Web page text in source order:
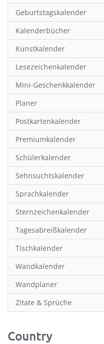
Frauen
Fußball
Gaming
Geburtstagskalender
Geschichte
Hobby & Basteln
Humor & Cartoon
Inspiration &
Inspiration & Spiritualität
Kinderkalender
Kunst
Länder & Städte
Landschaft & Natur
Lifestyle
Literatur
Manga & Animé
Neutrale Kalender
Partner- & Wandplaner
Planung & Organisation
Geburtstagskalender
Kalenderbücher
Kunstkalender
Lesezeichenkalender
Mini-Geschenkkalender
Planer
Postkartenkalender
Premiumkalender
Schülerkalender
Sehnsuchtskalender
Sprachkalender
Sternzeichenkalender
Tagesabreißkalender
Tischkalender
Wandkalender
Wandplaner
Zitate & Sprüche
Country